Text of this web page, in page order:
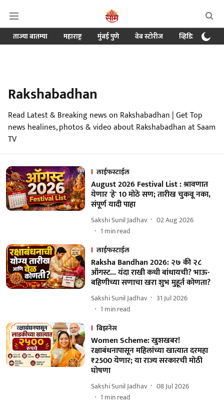
ताज्या बातम्या महाराष्ट्र मुंबई पुणे वेब स्टोरीज व्हिडिओ
Rakshabadhan
Read Latest & Breaking news on Rakshabadhan | Get Top
news healines, photos & video about Rakshabadhan at Saam
TV
लाईफस्टाईल
August 2026 Festival List : श्रावणात
येणार 'हे' 10 मोठे सण; तारीख चुकवू नका,
संपूर्ण यादी पाहा
Sakshi Sunil Jadhav
02 Aug 2026
1 min read
लाईफस्टाईल
Raksha Bandhan 2026: २७ की २८
ऑगस्ट... यंदा राखी कधी बांधायची? भाऊ-
बहिणीच्या सणाचा खरा शुभ मुहूर्त कोणता?
Sakshi Sunil Jadhav
31 Jul 2026
1 min read
बिझनेस
Women Scheme: खुशखबर!
रक्षाबंधनापासून महिलांच्या खात्यात दरमहा
₹2500 येणार; या राज्य सरकारची मोठी
घोषणा
Sakshi Sunil Jadhav
08 Jul 2026
1 min read